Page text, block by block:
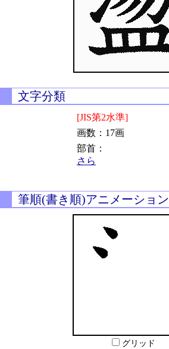
文字分類
[JIS第2水準]
画数：17画
部首：
さら
筆順(書き順)アニメーション
グリッド